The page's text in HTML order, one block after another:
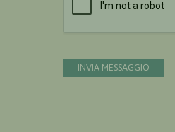
INVIA MESSAGGIO